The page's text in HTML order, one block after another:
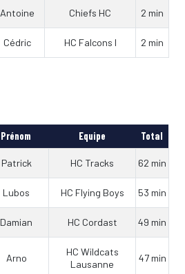
Antoine Chiefs HC 2 min
Cédric HC Falcons I 2 min
Prénom Equipe Total
Patrick HC Tracks 62 min
Lubos HC Flying Boys 53 min
Damian HC Cordast 49 min
Arno
HC Wildcats
Lausanne
47 min